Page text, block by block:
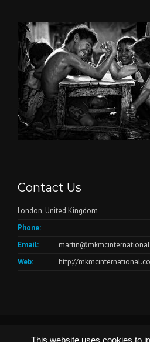
Contact Us
London, United Kingdom
Phone:
Email:
Web:
http://
© Copyright 2026 - Website